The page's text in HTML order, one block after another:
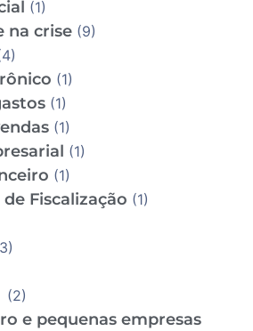
(1)
na crise (9)
(1)
(1)
(1)
(1)
(1)
Fiscalização (1)
(2)
e pequenas empresas